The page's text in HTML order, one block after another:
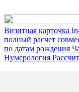
Визитная карточка
полный расчет
по датам рождения
Нумерология